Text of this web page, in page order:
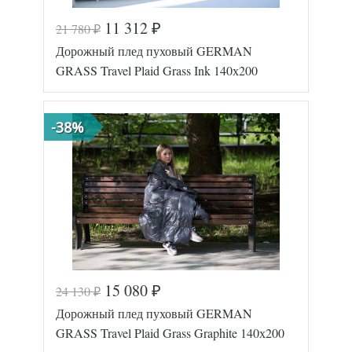
Код товара
577-577
Артикул
GG-74415
1
покрывала
Ткань
Лаке/
Батист
Производитель
German
Grass
(Австрия)
Код товара
577-578
Артикул
GG-34415
1
21 780₽ 11 312 ₽
Дорожный плед пуховый GERMAN
GRASS Travel Plaid Grass Ink 140х200
-38%
24 130₽ 15 080 ₽
Дорожный плед пуховый GERMAN
GRASS Travel Plaid Grass Graphite 140х200